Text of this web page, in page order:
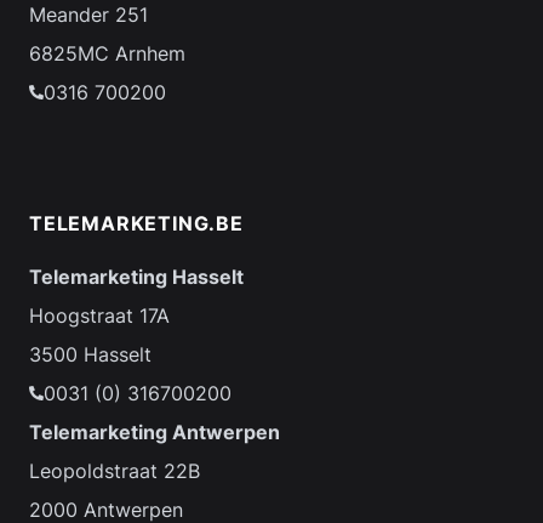
Meander 251
6825MC Arnhem
0316 700200
TELEMARKETING.BE
Telemarketing Hasselt
Hoogstraat 17A
3500 Hasselt
0031 (0) 316700200
Telemarketing Antwerpen
Leopoldstraat 22B
2000 Antwerpen